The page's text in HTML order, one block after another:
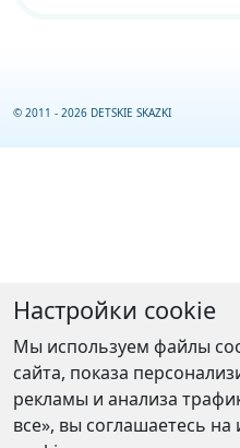
© 2011 - 2026 DETSKIE SKAZKI
Настройки cookie
Мы используем файлы
сайта, показа
рекламы и анализа
все», вы соглашаетесь